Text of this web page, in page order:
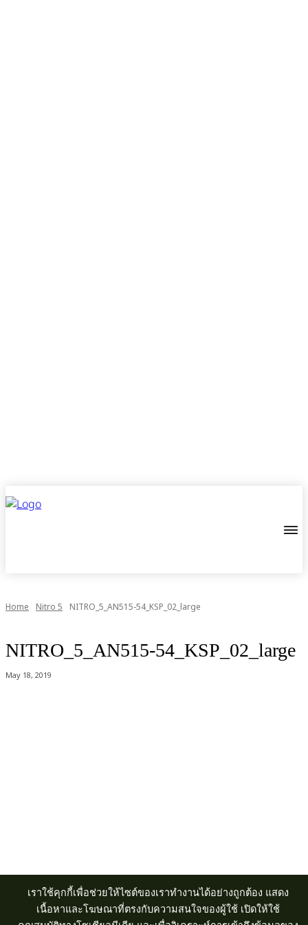
เราใช้คุกกี้เพื่อช่วยให้ไซต์ของเราทำงานได้อย่างถูกต้อง แสดง
เนื้อหาและโฆษณาที่ตรงกับความสนใจของผู้ใช้ เปิดให้ใช้
Home Nitro 5 NITRO_5_AN515-54_KSP_02_large
NITRO_5_AN515-54_KSP_02_large
May 18, 2019